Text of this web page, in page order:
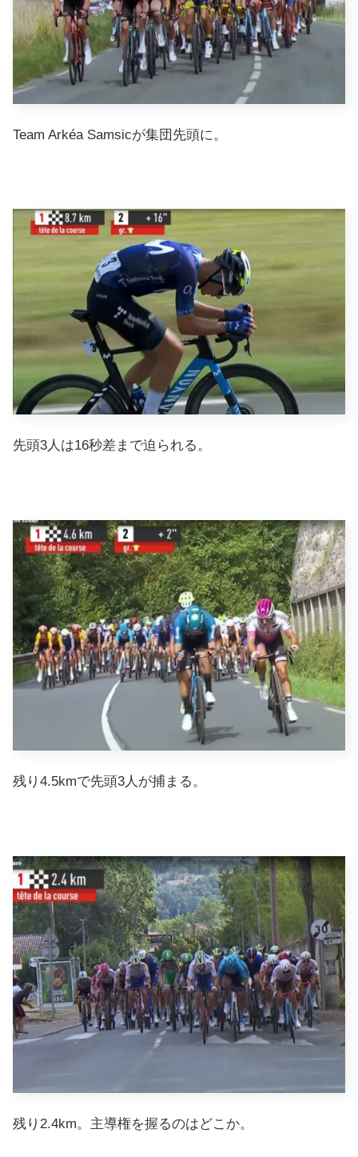
Team Arkéa Samsicが集団先頭に。
先頭3人は16秒差まで迫られる。
残り4.5kmで先頭3人が捕まる。
残り2.4km。主導権を握るのはどこか。